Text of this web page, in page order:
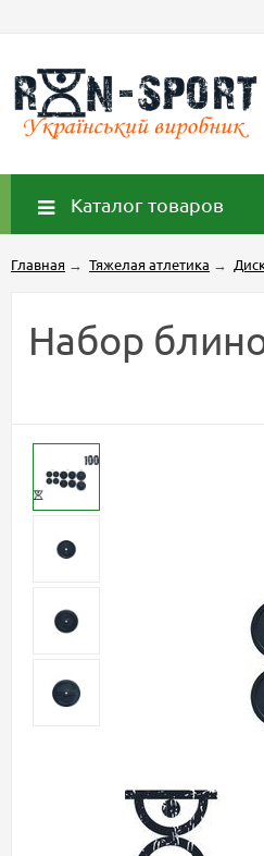
Каталог товаров
Главная → Тяжелая атлетика →
Набор